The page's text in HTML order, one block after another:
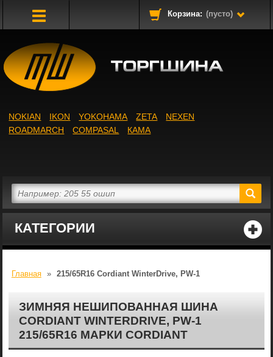
Корзина: (пусто)
КАТЕГОРИИ
NOKIAN IKON YOKOHAMA ZETA
NEXEN
ROADMARCH
COMPASAL КАМА
Главная » 215/65R16 Cordiant WinterDrive, PW-1
ЗИМНЯЯ НЕШИПОВАННАЯ ШИНА
CORDIANT WINTERDRIVE, PW-1
215/65R16 МАРКИ CORDIANT